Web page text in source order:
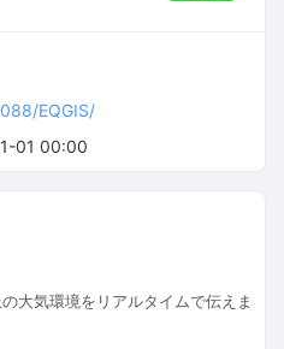
01 00:00
EQGIS/
大気環境をリアルタイムで伝えま